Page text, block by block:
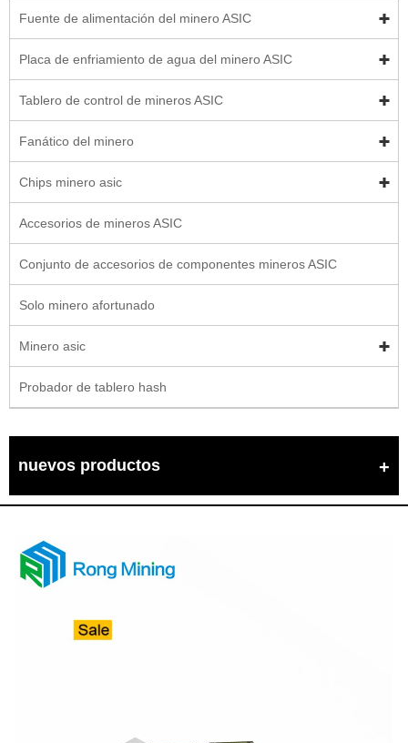
Fuente de alimentación del minero ASIC
Placa de enfriamiento de agua del minero ASIC
Tablero de control de mineros ASIC
Fanático del minero
Chips minero asic
Accesorios de mineros ASIC
Conjunto de accesorios de componentes mineros ASIC
Solo minero afortunado
Minero asic
Probador de tablero hash
nuevos productos